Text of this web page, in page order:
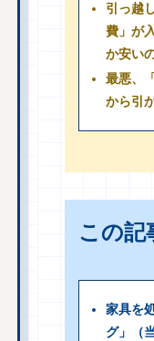
引っ越
費」が
か安い
最悪、
から引
この記
家具を
グ」（